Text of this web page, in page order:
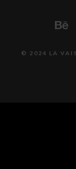
© 2024 LA